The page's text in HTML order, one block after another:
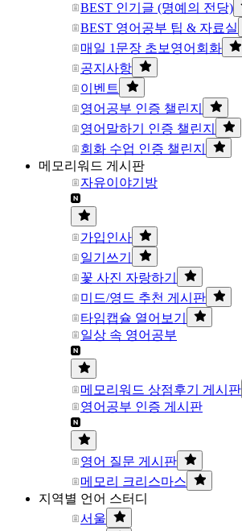
BEST 인기글 (명예의 전당)
BEST 영어공부 팁 & 자료실
매일 1문장 초보영어회화
공지사항
이벤트
영어공부 인증 챌린지
영어말하기 인증 챌린지
회화 수업 인증 챌린지
메모리워드 게시판
자유이야기방
가입인사
일기쓰기
꽃 사진 자랑하기
미드/영드 추천 게시판
타임캡슐 열어보기
일상 속 영어공부
메모리워드 상점후기 게시판
영어공부 인증 게시판
영어 질문 게시판
메모리 크리스마스
지역별 언어 스터디
서울